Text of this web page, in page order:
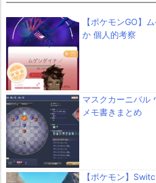
【ポケモンGO】
か 個人的考察
マスクカーニバル
メモ書きまとめ
【ポケモン】